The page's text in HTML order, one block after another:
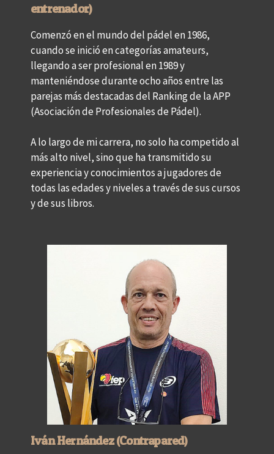
entrenador)
Comenzó en el mundo del pádel en 1986,
cuando se inició en categorías amateurs,
llegando a ser profesional en 1989 y
manteniéndose durante ocho años entre las
parejas más destacadas del Ranking de la APP
(Asociación de Profesionales de Pádel).
A lo largo de mi carrera, no solo ha competido al
más alto nivel, sino que ha transmitido su
experiencia y conocimientos a jugadores de
todas las edades y niveles a través de sus cursos
y de sus libros.
Iván Hernández (Contrapared)